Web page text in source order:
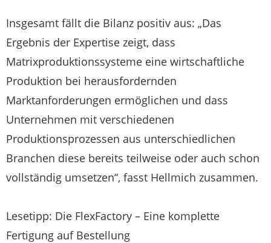
Insgesamt fällt die Bilanz positiv aus: „Das
Ergebnis der Expertise zeigt, dass
Matrixproduktionssysteme eine wirtschaftliche
Produktion bei herausfordernden
Marktanforderungen ermöglichen und dass
Unternehmen mit verschiedenen
Produktionsprozessen aus unterschiedlichen
Branchen diese bereits teilweise oder auch schon
vollständig umsetzen“, fasst Hellmich zusammen.
Lesetipp: Die FlexFactory – Eine komplette
Fertigung auf Bestellung